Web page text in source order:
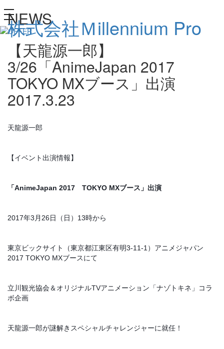
株式会社Ｍillennium Pro
toggle
navigation
NEWS
【天龍源一郎】
3/26「AnimeJapan 2017
TOKYO MXブース」出演
2017.3.23
天龍源一郎
【イベント出演情報】
「AnimeJapan 2017　TOKYO MXブース」出演
2017年3月26日（日）13時から
東京ビックサイト（東京都江東区有明3-11-1） アニメジャパン
2017 TOKYO MXブースにて
立川観光協会＆オリジナルTVアニメーション「ナゾトキネ」コラ
ボ企画
天龍源一郎が謎解きスペシャルチャレンジャーに就任！